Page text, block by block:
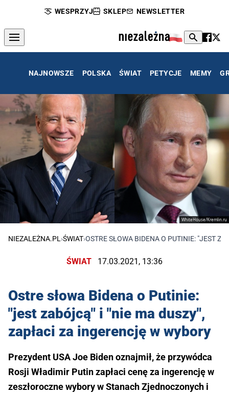
WESPRZYJ SKLEP NEWSLETTER
NAJNOWSZE POLSKA ŚWIAT PETYCJE MEMY
WhiteHouse/Kremlin.ru
NIEZALEŻNA.PL›ŚWIAT›OSTRE SŁOWA BIDENA O PUTINIE: "JEST
ŚWIAT 17.03.2021, 13:36
Ostre słowa Bidena o Putinie:
"jest zabójcą" i "nie ma duszy",
zapłaci za ingerencję w wybory
Prezydent USA Joe Biden oznajmił, że przywódca
Rosji Władimir Putin zapłaci cenę za ingerencję w
zeszłoroczne wybory w Stanach Zjednoczonych i